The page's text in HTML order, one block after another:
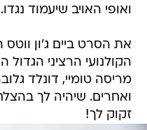
ואופי האויב שיעמוד נגדו.
את הסרט ביים ג'ון
הקולנועי הרציני הגדול
מריסה טומיי, דונלד
ואחרים. שיהיה לך
זקוק לך!